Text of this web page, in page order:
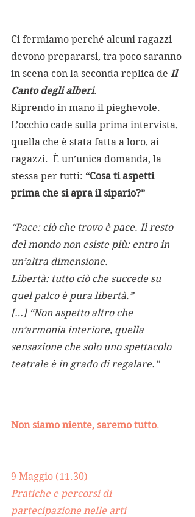
Ci fermiamo perché alcuni ragazzi
devono prepararsi, tra poco saranno
in scena con la seconda replica de Il
Canto degli alberi.
Riprendo in mano il pieghevole.
L’occhio cade sulla prima intervista,
quella che è stata fatta a loro, ai
ragazzi.  È un’unica domanda, la
stessa per tutti: “Cosa ti aspetti
prima che si apra il sipario?”
“Pace: ciò che trovo è pace. Il resto
del mondo non esiste più: entro in
un’altra dimensione.
Libertà: tutto ciò che succede su
quel palco è pura libertà.”
[…] “Non aspetto altro che
un’armonia interiore, quella
sensazione che solo uno spettacolo
teatrale è in grado di regalare.”
Non siamo niente, saremo tutto.
9 Maggio (11.30)
Pratiche e percorsi di
partecipazione nelle arti